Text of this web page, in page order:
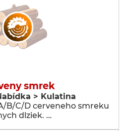
smrek
> Kulatina
B/C/D cerveneho smreku
dlziek. …